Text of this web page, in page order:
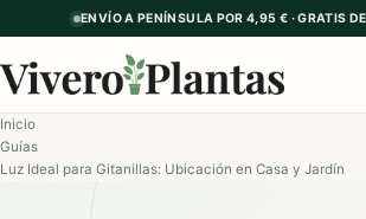
ENVÍO A PENÍNSULA POR 4,95 € · GRATIS
Inicio
Guías
Luz Ideal para Gitanillas: Ubicación en Casa y Jardín